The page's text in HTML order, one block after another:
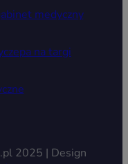
medyczny
na targi
2025 | Design